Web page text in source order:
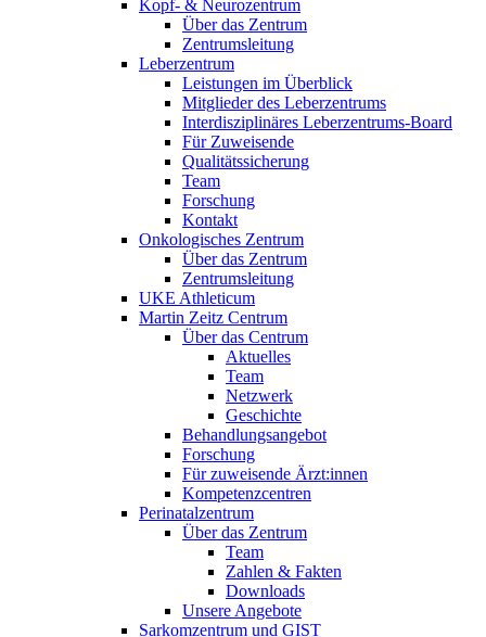
Kopf- & Neurozentrum
Über das Zentrum
Zentrumsleitung
Leberzentrum
Leistungen im Überblick
Mitglieder des Leberzentrums
Interdisziplinäres Leberzentrums-Board
Für Zuweisende
Qualitätssicherung
Team
Forschung
Kontakt
Onkologisches Zentrum
Über das Zentrum
Zentrumsleitung
UKE Athleticum
Martin Zeitz Centrum
Über das Centrum
Aktuelles
Team
Netzwerk
Geschichte
Behandlungsangebot
Forschung
Für zuweisende Ärzt:innen
Kompetenzcentren
Perinatalzentrum
Über das Zentrum
Team
Zahlen & Fakten
Downloads
Unsere Angebote
Sarkomzentrum und GIST